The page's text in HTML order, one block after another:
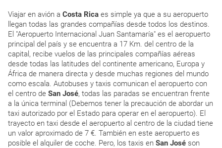
Viajar en avión a Costa Rica es simple ya que a su aeropuerto
llegan todas las grandes compañías desde todos los destinos.
El "Aeropuerto Internacional Juan Santamaría" es el aeropuerto
principal del país y se encuentra a 17 Km. del centro de la
capital, recibe vuelos de las principales compañías aéreas
desde todas las latitudes del continente americano, Europa y
África de manera directa y desde muchas regiones del mundo
como escala. Autobuses y taxis comunican el aeropuerto con
el centro de San José, todas las paradas se encuentran frente
a la única terminal (Debemos tener la precaución de abordar un
taxi autorizado por el Estado para operar en el aeropuerto). El
trayecto en taxi desde el aeropuerto al centro de la ciudad tiene
un valor aproximado de 7 €. También en este aeropuerto es
posible el alquiler de coche. Pero, los taxis en San José son